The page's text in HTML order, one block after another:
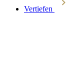
Vertiefen